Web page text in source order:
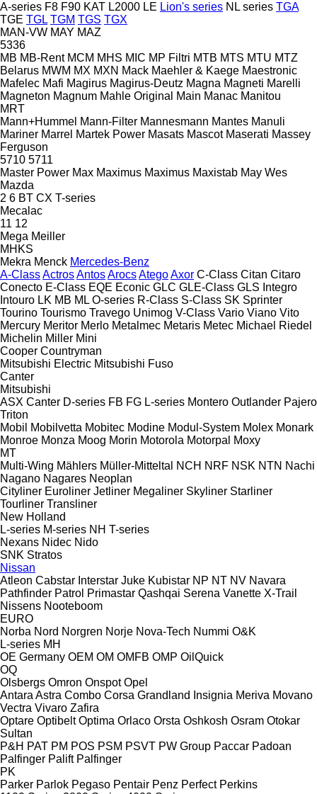
A-series F8 F90 KAT L2000 LE Lion's series NL series TGA
TGE TGL TGM TGS TGX
MAN-VW MAY MAZ
5336
MB MB-Rent MCM MHS MIC MP Filtri MTB MTS MTU MTZ
Belarus MWM MX MXN Mack Maehler & Kaege Maestronic
Mafelec Mafi Magirus Magirus-Deutz Magna Magneti Marelli
Magneton Magnum Mahle Original Main Manac Manitou
MRT
Mann+Hummel Mann-Filter Mannesmann Mantes Manuli
Mariner Marrel Martek Power Masats Mascot Maserati Massey
Ferguson
5710 5711
Master Power Max Maximus Maximus Maxistab May Wes
Mazda
2 6 BT CX T-series
Mecalac
11 12
Mega Meiller
MHKS
Mekra Menck Mercedes-Benz
A-ClassActrosAntosArocsAtegoAxor C-Class Citan Citaro
Conecto E-Class EQE Econic GLC GLE-Class GLS Integro
Intouro LK MB ML O-series R-Class S-Class SK Sprinter
Tourino Tourismo Travego Unimog V-Class Vario Viano Vito
Mercury Meritor Merlo Metalmec Metaris Metec Michael Riedel
Michelin Miller Mini
Cooper Countryman
Mitsubishi Electric Mitsubishi Fuso
Canter
Mitsubishi
ASX Canter D-series FB FG L-series Montero Outlander Pajero
Triton
Mobil
Mobilvetta Mobitec Modine Modul-System Molex Monark
Monroe Monza Moog Morin Motorola Motorpal
Moxy
MT
Multi-Wing Mählers Müller-Mitteltal NCH NRF NSK NTN Nachi
Nagano Nagares Neoplan
Cityliner Euroliner Jetliner Megaliner Skyliner Starliner
Tourliner Transliner
New Holland
L-series M-series NH T-series
Nexans Nidec Nido
SNK Stratos
Nissan
Atleon Cabstar Interstar Juke Kubistar NP NT NV Navara
Pathfinder Patrol Primastar Qashqai Serena Vanette X-Trail
Nissens Nooteboom
EURO
Norba Nord Norgren Norje Nova-Tech Nummi O&K
L-series MH
OE Germany OEM OM OMFB OMP OilQuick
OQ
Olsbergs Omron Onspot Opel
Antara Astra Combo Corsa Grandland Insignia Meriva Movano
Vectra Vivaro Zafira
Optare Optibelt Optima Orlaco Orsta Oshkosh Osram Otokar
Sultan
P&H PAT PM POS PSM PSVT PW Group Paccar Padoan
Palfinger Palift Palfinger
PK
Parker Parlok Pegaso Pentair Penz Perfect Perkins